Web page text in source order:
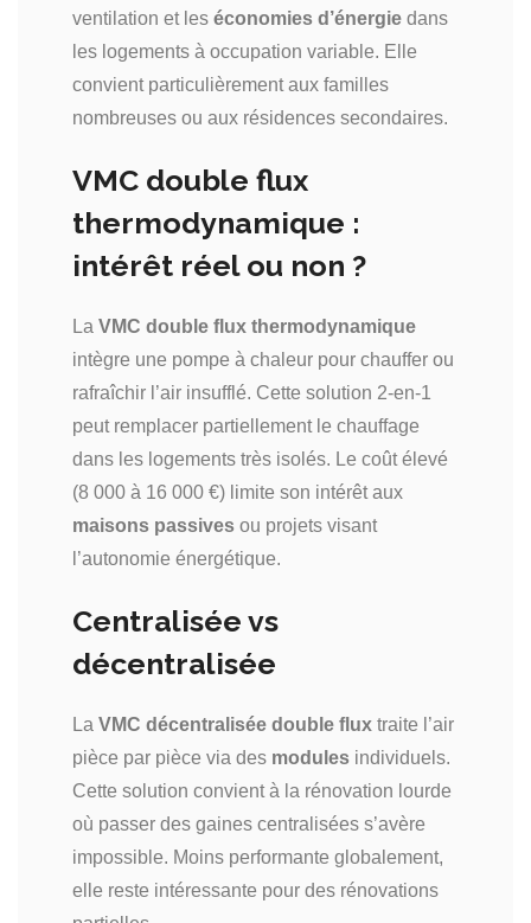
ventilation et les économies d’énergie dans
les logements à occupation variable. Elle
convient particulièrement aux familles
nombreuses ou aux résidences secondaires.
VMC double flux
thermodynamique :
intérêt réel ou non ?
La VMC double flux thermodynamique
intègre une pompe à chaleur pour chauffer ou
rafraîchir l’air insufflé. Cette solution 2-en-1
peut remplacer partiellement le chauffage
dans les logements très isolés. Le coût élevé
(8 000 à 16 000 €) limite son intérêt aux
maisons passives ou projets visant
l’autonomie énergétique.
Centralisée vs
décentralisée
La VMC décentralisée double flux traite l’air
pièce par pièce via des modules individuels.
Cette solution convient à la rénovation lourde
où passer des gaines centralisées s’avère
impossible. Moins performante globalement,
elle reste intéressante pour des rénovations